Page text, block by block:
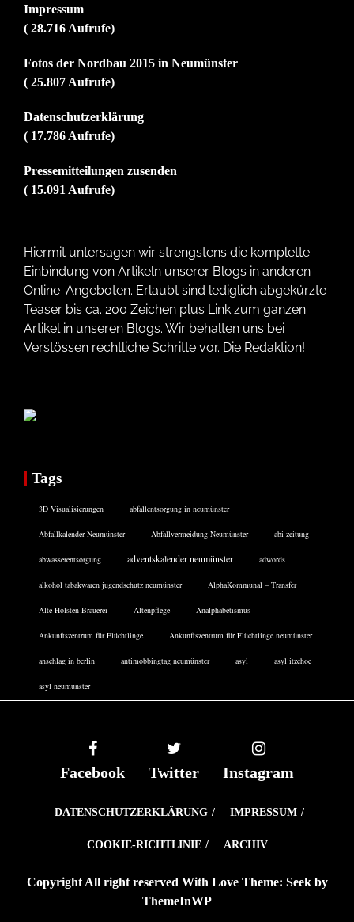
Impressum
( 28.716 Aufrufe)
Fotos der Nordbau 2015 in Neumünster
( 25.807 Aufrufe)
Datenschutzerklärung
( 17.786 Aufrufe)
Pressemitteilungen zusenden
( 15.091 Aufrufe)
Hiermit untersagen wir strengstens die komplette
Einbindung von Artikeln unserer Blogs in anderen
Online-Angeboten. Erlaubt sind lediglich abgekürzte
Teaser bis ca. 200 Zeichen plus Link zum ganzen
Artikel in unseren Blogs. Wir behalten uns bei
Verstössen rechtliche Schritte vor. Die Redaktion!
Tags
3D Visualisierungen abfallentsorgung in neumünster
Abfallkalender Neumünster Abfallvermeidung Neumünster abi zeitung
abwasserentsorgung adventskalender neumünster adwords
alkohol tabakwaren jugendschutz neumünster AlphaKommunal – Transfer
Alte Holsten-Brauerei Altenpflege Analphabetismus
Ankunftszentrum für Flüchtlinge Ankunftszentrum für Flüchtlinge neumünster
anschlag in berlin antimobbingtag neumünster asyl asyl itzehoe
asyl neumünster
Facebook Twitter Instagram
DATENSCHUTZERKLÄRUNG IMPRESSUM
COOKIE-RICHTLINIE ARCHIV
Copyright All right reserved With Love Theme: Seek by
ThemeInWP